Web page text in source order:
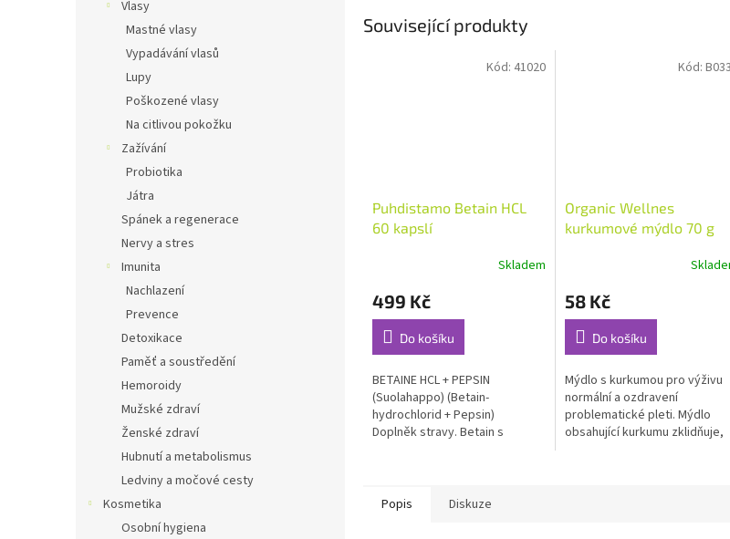
Vlasy
Mastné vlasy
Vypadávání vlasů
Lupy
Poškozené vlasy
Na citlivou pokožku
Zažívání
Probiotika
Játra
Spánek a regenerace
Nervy a stres
Imunita
Nachlazení
Prevence
Detoxikace
Paměť a soustředění
Hemoroidy
Mužské zdraví
Ženské zdraví
Hubnutí a metabolismus
Ledviny a močové cesty
Kosmetika
Osobní hygiena
Související produkty
Puhdistamo Betain HCL
60 kapslí
produktu
je
5,0
z
5
hvězdiček.
Skladem
499 Kč
Do košíku
BETAINE HCL + PEPSIN
(Suolahappo) (Betain-
hydrochlorid + Pepsin)
Doplněk stravy. Betain s
Kód: 41020
Organic Wellnes
kurkumové mýdlo 70 g
produktu
je
4,3
z
5
hvězdiček.
58 Kč
Do košíku
Mýdlo s kurkumou pro výživu
normální a ozdravení
problematické pleti. Mýdlo
obsahující kurkumu zklidňuje,
Kód:
Popis Diskuze